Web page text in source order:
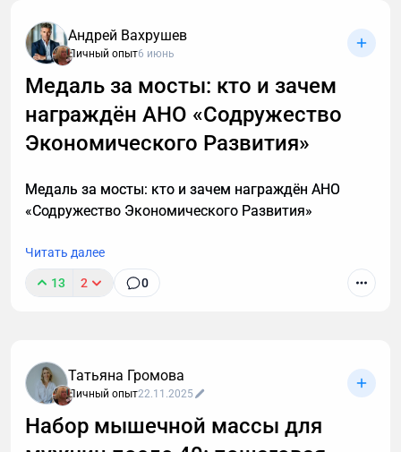
В этой статье описаны 3 фундаментальных
принципа построения мышц после 40, которые
каких случаях этой системы недостаточно и нужен
индивидуальный анализ для выявления причин
Андрей Вахрушев
Личный опыт6 июнь
Медаль за мосты: кто и зачем
награждён АНО «Содружество
Экономического Развития»
Медаль за мосты: кто и зачем награждён АНО
«Содружество Экономического Развития»
Читать далее
13 2 0
Татьяна Громова
Личный опыт22.11.2025
Набор мышечной массы для